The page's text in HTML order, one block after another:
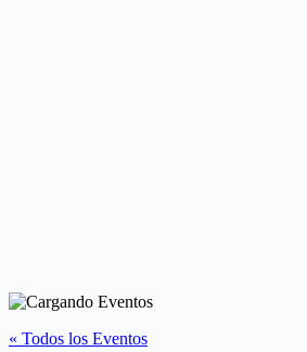
« Todos los Eventos